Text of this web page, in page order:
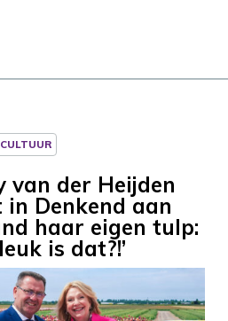
van der Heijden
Denkend aan
haar eigen tulp:
is dat?!’